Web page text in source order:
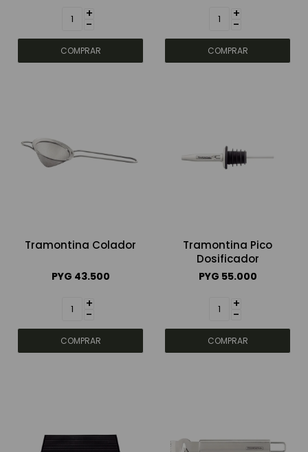
+
-
+
-
Tramontina Colador
PYG 43.500
+
-
Tramontina Pico
Dosificador
PYG 55.000
+
-